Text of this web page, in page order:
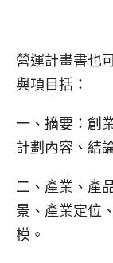
營運計畫書也
與項目括：
一、摘要：創
計劃內容、結
二、產業、產
景、產業定位
模。